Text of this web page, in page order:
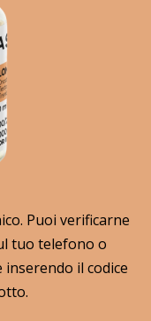
Puoi verificarne
tuo telefono o
inserendo il codice